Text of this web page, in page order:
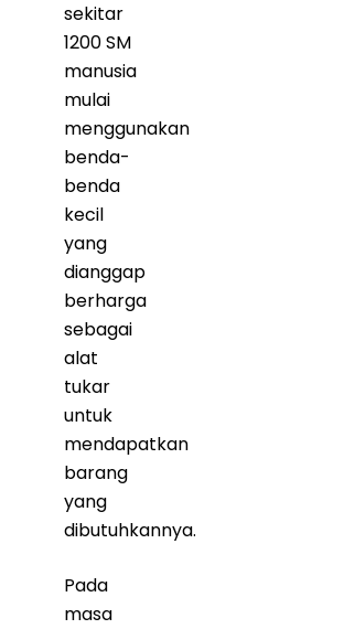
sekitar
1200 SM
manusia
mulai
menggunakan
benda-
benda
kecil
yang
dianggap
berharga
sebagai
alat
tukar
untuk
mendapatkan
barang
yang
dibutuhkannya.
Pada
masa